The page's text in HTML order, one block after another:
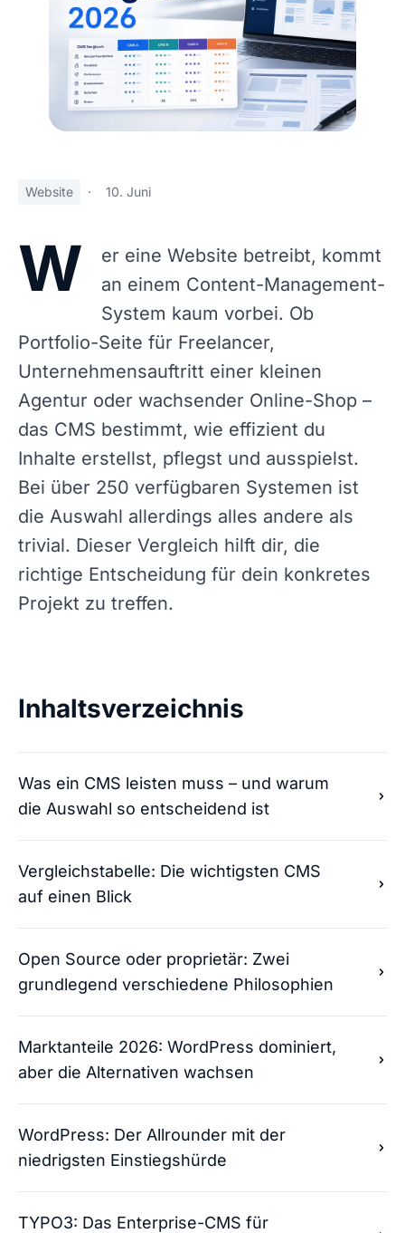
Website · 10. Juni
W
er eine Website betreibt, kommt
an einem Content-Management-
System kaum vorbei. Ob
Portfolio-Seite für Freelancer,
Unternehmensauftritt einer kleinen
Agentur oder wachsender Online-Shop –
das CMS bestimmt, wie effizient du
Inhalte erstellst, pflegst und ausspielst.
Bei über 250 verfügbaren Systemen ist
die Auswahl allerdings alles andere als
trivial. Dieser Vergleich hilft dir, die
richtige Entscheidung für dein konkretes
Projekt zu treffen.
Inhaltsverzeichnis
Was ein CMS leisten muss – und warum
die Auswahl so entscheidend ist
Vergleichstabelle: Die wichtigsten CMS
auf einen Blick
Open Source oder proprietär: Zwei
grundlegend verschiedene Philosophien
Marktanteile 2026: WordPress dominiert,
aber die Alternativen wachsen
WordPress: Der Allrounder mit der
niedrigsten Einstiegshürde
TYPO3: Das Enterprise-CMS für